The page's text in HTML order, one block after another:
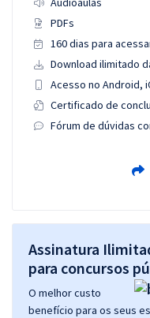
PDFs
160 dias para
Download ilimitado
Acesso no Android,
Certificado de
Fórum de dúvidas
Assinatura
para concursos
O melhor custo
benefício para os seus